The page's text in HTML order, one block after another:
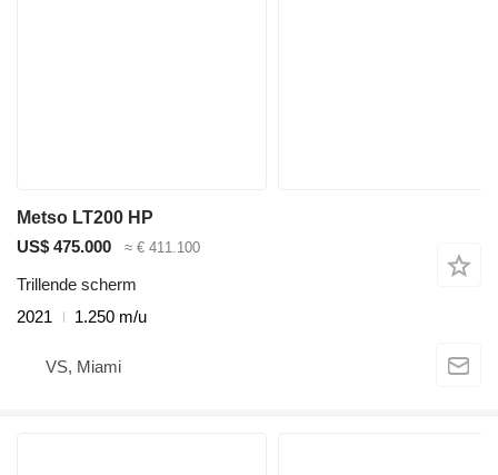
Metso LT200 HP
US$ 475.000
≈ € 411.100
Trillende scherm
2021
1.250 m/u
VS, Miami